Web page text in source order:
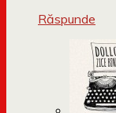
Răspunde